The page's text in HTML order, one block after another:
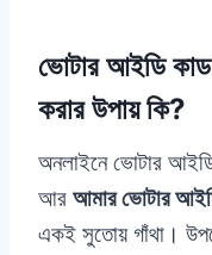
ভোটার আইডি
করার উপায় কি?
অনলাইনে ভোটার
আর আমার ভোটার
একই সুতোয় গাঁথা।